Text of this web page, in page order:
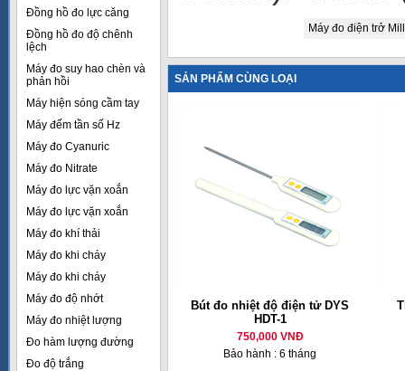
Đồng hồ đo lực căng
Đồng hồ đo độ chênh
lệch
Máy đo suy hao chèn và
phản hồi
Máy hiện sóng cầm tay
Máy đếm tần số Hz
Máy đo Cyanuric
Máy đo Nitrate
Máy đo lực vặn xoắn
Máy đo lực vặn xoắn
Máy đo khí thải
Máy đo khi cháy
Máy đo khi cháy
Máy đo độ nhớt
Máy đo nhiệt lượng
Đo hàm lượng đường
Đo độ trắng
Máy đo điện trở
SẢN PHẨM CÙNG LOẠI
Bút đo nhiệt độ điện tử DYS
HDT-1
750,000 VNĐ
Bảo hành : 6 tháng